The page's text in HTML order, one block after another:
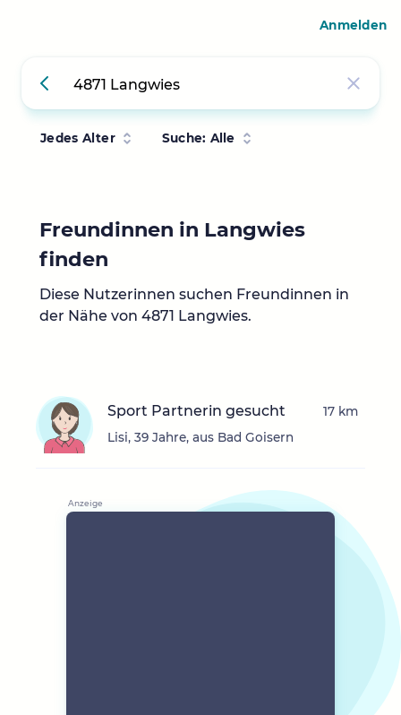
Jedes Alter Suche: Alle
Freundinnen in Langwies
finden
Diese Nutzerinnen suchen Freundinnen in
der Nähe von 4871 Langwies.
Sport Partnerin gesucht
Lisi, 39 Jahre, aus Bad Goisern
17 km
Anmelden